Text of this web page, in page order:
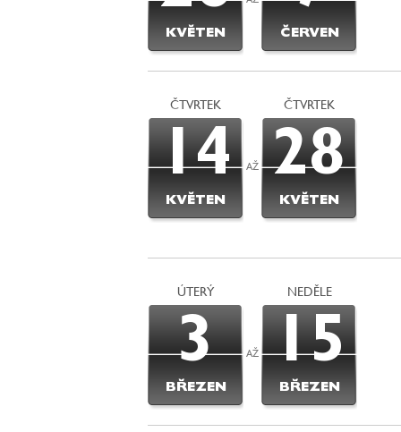
KVĚTEN ČERVEN
ČTVRTEK
14
KVĚTEN
AŽ
ČTVRTEK
28
KVĚTEN
ÚTERÝ
3
BŘEZEN
AŽ
NEDĚLE
15
BŘEZEN